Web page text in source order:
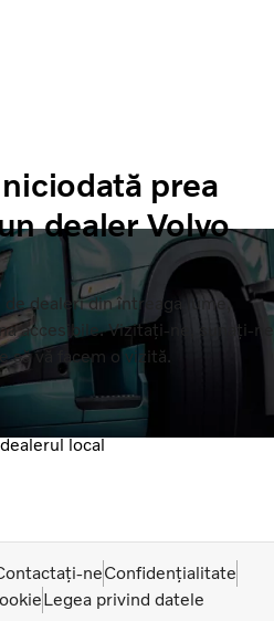
prea
dealer Volvo
dealeri din întreaga lume,
accesibile. Vizitați-ne, sunați-ne
să vă facem o vizită.
local
neConfidențialitate
Legea privind datele